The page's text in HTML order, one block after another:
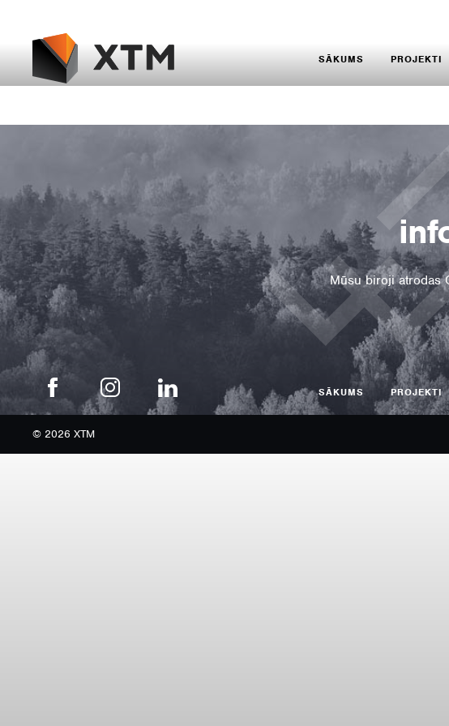
SĀKUMS PROJEKTI
Mūsu biroji atrodas
SĀKUMS PROJEKTI
© 2026 XTM